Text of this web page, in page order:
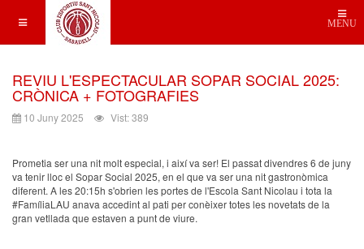
MENU
REVIU L'ESPECTACULAR SOPAR SOCIAL 2025:
CRÒNICA + FOTOGRAFIES
10 Juny 2025 Vist: 389
Prometia ser una nit molt especial, i així va ser! El passat divendres 6 de juny
va tenir lloc el Sopar Social 2025, en el que va ser una nit gastronòmica
diferent. A les 20:15h s'obrien les portes de l'Escola Sant Nicolau i tota la
#FamíliaLAU anava accedint al pati per conèixer totes les novetats de la
gran vetllada que estaven a punt de viure.